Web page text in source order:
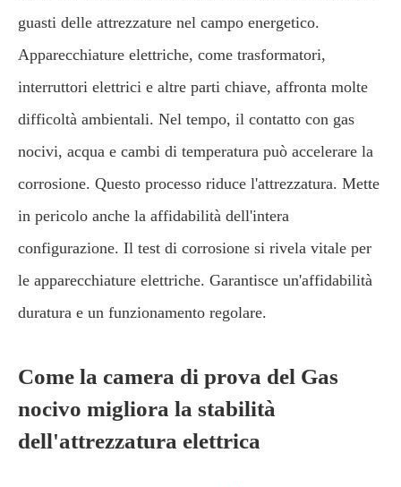
guasti delle attrezzature nel campo energetico.
Apparecchiature elettriche, come trasformatori,
interruttori elettrici e altre parti chiave, affronta molte
difficoltà ambientali. Nel tempo, il contatto con gas
nocivi, acqua e cambi di temperatura può accelerare la
corrosione. Questo processo riduce l'attrezzatura. Mette
in pericolo anche la affidabilità dell'intera
configurazione. Il test di corrosione si rivela vitale per
le apparecchiature elettriche. Garantisce un'affidabilità
duratura e un funzionamento regolare.
Come la camera di prova del Gas
nocivo migliora la stabilità
dell'attrezzatura elettrica